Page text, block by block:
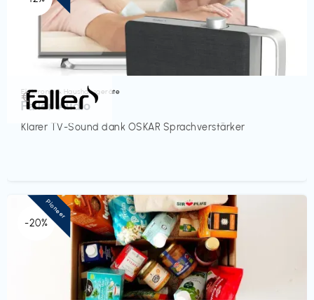
Elektronik & Haushaltsgeräte
Faller Audio
Klarer TV-Sound dank OSKAR Sprachverstärker
€‎
-20%
Pioneer